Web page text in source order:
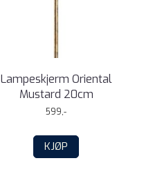
Lampeskjerm Oriental
Mustard 20cm
599,-
KJØP